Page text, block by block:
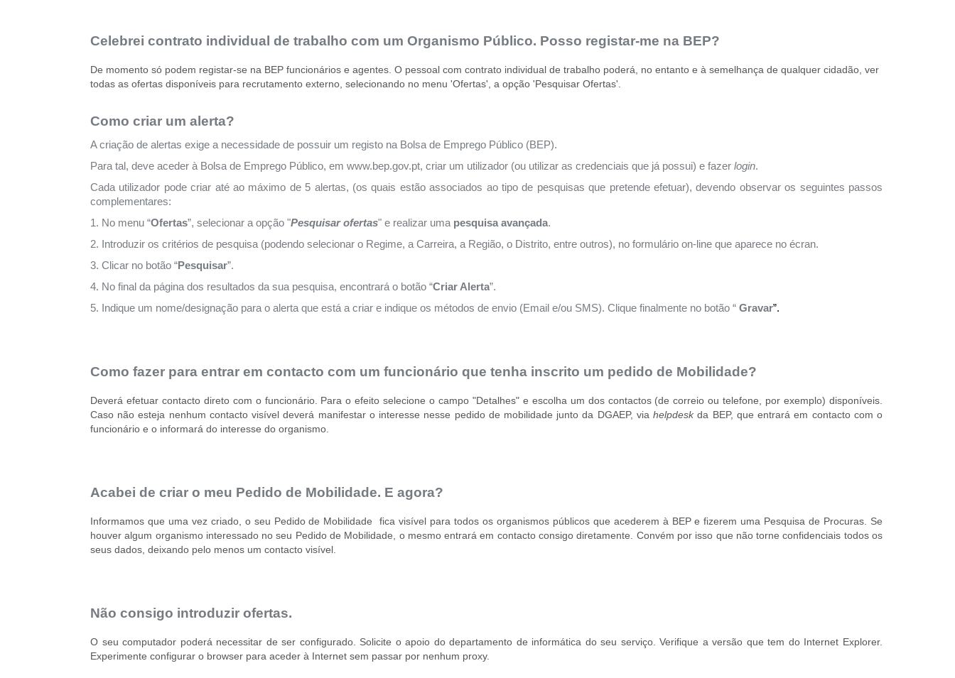
Celebrei contrato individual de trabalho com um Organismo Público. Posso registar-me na BEP?
De momento só podem registar-se na BEP funcionários e agentes. O pessoal com contrato individual de trabalho poderá, no entanto e à semelhança de qualquer cidadão, ver
todas as ofertas disponíveis para recrutamento externo, selecionando no menu 'Ofertas', a opção 'Pesquisar Ofertas'.
Como criar um alerta?
A criação de alertas exige a necessidade de possuir um registo na Bolsa de Emprego Público (BEP).
Para tal, deve aceder à Bolsa de Emprego Público, em www.bep.gov.pt, criar um utilizador (ou utilizar as credenciais que já possui) e fazer login.
Cada utilizador pode criar até ao máximo de 5 alertas, (os quais estão associados ao tipo de pesquisas que pretende efetuar), devendo observar os seguintes passos
complementares:
1. No menu “Ofertas”, selecionar a opção "Pesquisar ofertas" e realizar uma pesquisa avançada.
2. Introduzir os critérios de pesquisa (podendo selecionar o Regime, a Carreira, a Região, o Distrito, entre outros), no formulário on-line que aparece no écran.
3. Clicar no botão “Pesquisar”.
4. No final da página dos resultados da sua pesquisa, encontrará o botão “Criar Alerta”.
5. Indique um nome/designação para o alerta que está a criar e indique os métodos de envio (Email e/ou SMS). Clique finalmente no botão “ Gravar”.
Como fazer para entrar em contacto com um funcionário que tenha inscrito um pedido de Mobilidade?
Deverá efetuar contacto direto com o funcionário. Para o efeito selecione o campo "Detalhes" e escolha um dos contactos (de correio ou telefone, por exemplo) disponíveis.
Caso não esteja nenhum contacto visível deverá manifestar o interesse nesse pedido de mobilidade junto da DGAEP, viahelpdeskda BEP, que entrará em contacto com o
funcionário e o informará do interesse do organismo.
Acabei de criar o meu Pedido de Mobilidade. E agora?
Informamos que uma vez criado, o seu Pedido de Mobilidade fica visível para todos os organismos públicos que acederem à BEP e fizerem uma Pesquisa de Procuras. Se
houver algum organismo interessado no seu Pedido de Mobilidade, o mesmo entrará em contacto consigo diretamente. Convém por isso que não torne confidenciais todos os
seus dados, deixando pelo menos um contacto visível.
Não consigo introduzir ofertas.
O seu computador poderá necessitar de ser configurado. Solicite o apoio do departamento de informática do seu serviço. Verifique a versão que tem do Internet Explorer.
Experimente configurar o browser para aceder à Internet sem passar por nenhum proxy.